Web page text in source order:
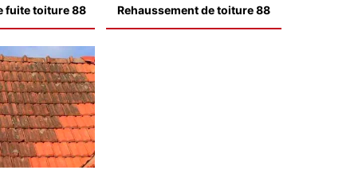
fuite toiture 88 Rehaussement de toiture 88